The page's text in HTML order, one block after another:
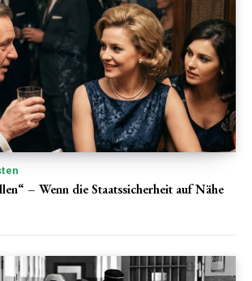
– Wenn die Staatssicherheit auf Nähe